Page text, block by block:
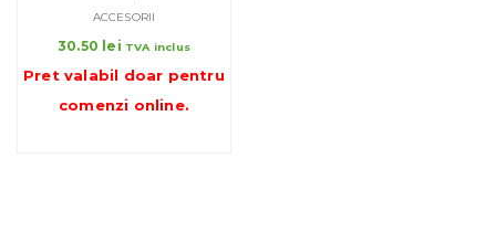
ACCESORII
30.50 lei TVA inclus
Pret valabil doar pentru
comenzi online.